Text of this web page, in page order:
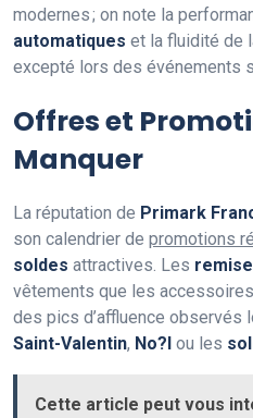
modernes ; on note la
automatiques et la fluidité de
excepté lors des événements
Offres et
Manquer
La réputation de Primark
son calendrier de promotions
soldes attractives. Les
vêtements que les
des pics d’affluence observés
Saint-Valentin, No?l ou les
Cette article peut vous